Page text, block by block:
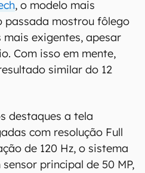
, o modelo mais
passada mostrou fôlego
exigentes, apesar
Com isso em mente,
similar do 12
destaques a tela
com resolução Full
de 120 Hz, o sistema
principal de 50 MP,